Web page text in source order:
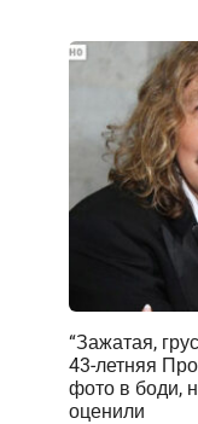
“Зажатая,
43-летняя
фото в боди,
оценили